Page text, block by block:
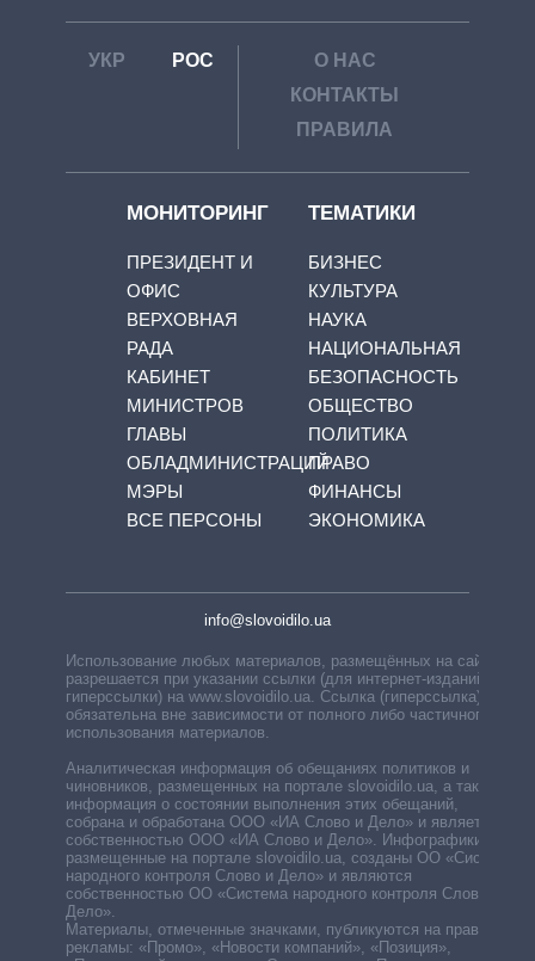
УКР РОС
О НАС
КОНТАКТЫ
ПРАВИЛА
МОНИТОРИНГ
ПРЕЗИДЕНТ И
ОФИС
ВЕРХОВНАЯ
РАДА
КАБИНЕТ
МИНИСТРОВ
ГЛАВЫ
ОБЛАДМИНИСТРАЦИЙ
МЭРЫ
ВСЕ ПЕРСОНЫ
ТЕМАТИКИ
БИЗНЕС
КУЛЬТУРА
НАУКА
НАЦИОНАЛЬНАЯ
БЕЗОПАСНОСТЬ
ОБЩЕСТВО
ПОЛИТИКА
ПРАВО
ФИНАНСЫ
ЭКОНОМИКА
info@slovoidilo.ua
Использование любых материалов, размещённых на сайте,
разрешается при указании ссылки (для интернет-изданий —
гиперссылки) на www.slovoidilo.ua. Ссылка (гиперссылка)
обязательна вне зависимости от полного либо частичного
использования материалов.
Аналитическая информация об обещаниях политиков и
чиновников, размещенных на портале slovoidilo.ua, а также
информация о состоянии выполнения этих обещаний,
собрана и обработана ООО «ИА Слово и Дело» и является
собственностью ООО «ИА Слово и Дело». Инфографики,
размещенные на портале slovoidilo.ua, созданы ОО «Система
народного контроля Слово и Дело» и являются
собственностью ОО «Система народного контроля Слово и
Дело».
Материалы, отмеченные значками, публикуются на правах
рекламы: «Промо», «Новости компаний», «Позиция»,